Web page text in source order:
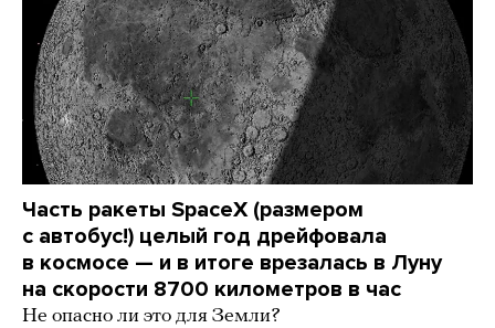
Часть ракеты SpaceX (размером
с автобус!) целый год дрейфовала
в космосе — и в итоге врезалась в Луну
на скорости 8700 километров в час
Не опасно ли это для Земли?